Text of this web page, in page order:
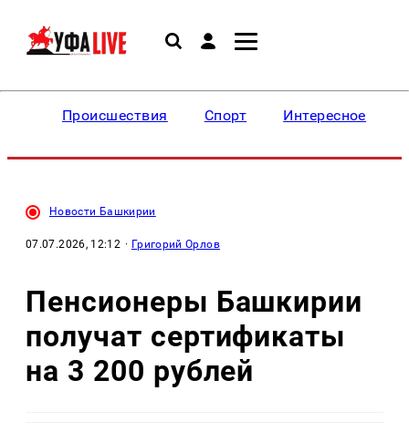
Происшествия Спорт Интересное
Новости Башкирии
07.07.2026, 12:12 · Григорий Орлов
Пенсионеры Башкирии
получат сертификаты
на 3 200 рублей